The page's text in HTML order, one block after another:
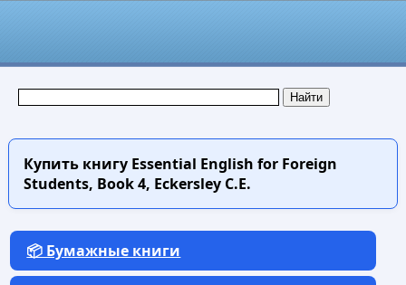
Купить книгуEssential English for Foreign
Students, Book 4, Eckersley C.E.
📦 Бумажные книги